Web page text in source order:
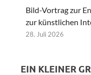
Bild-Vortrag zur
zur künstlichen
28. Juli 2026
EIN KLEINER